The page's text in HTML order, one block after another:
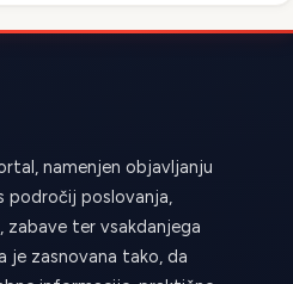
namenjen objavljanju
področij poslovanja,
zabave ter vsakdanjega
je zasnovana tako, da